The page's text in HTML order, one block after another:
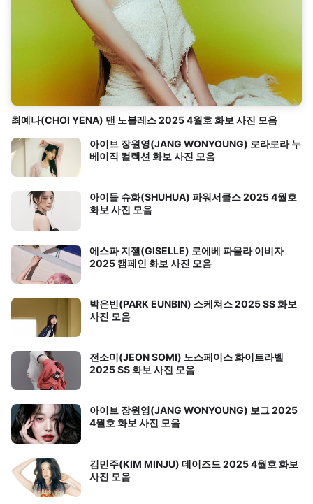
최예나(CHOI YENA) 맨 노블레스 2025 4월호 화보 사진 모음
아이브 장원영(JANG WONYOUNG) 로라로라 누
베이직 컬렉션 화보 사진 모음
아이들 슈화(SHUHUA) 파워서클스 2025 4월호
화보 사진 모음
에스파 지젤(GISELLE) 로에베 파울라 이비자
2025 캠페인 화보 사진 모음
박은빈(PARK EUNBIN) 스케쳐스 2025 SS 화보
사진 모음
전소미(JEON SOMI) 노스페이스 화이트라벨
2025 SS 화보 사진 모음
아이브 장원영(JANG WONYOUNG) 보그 2025
4월호 화보 사진 모음
김민주(KIM MINJU) 데이즈드 2025 4월호 화보
사진 모음